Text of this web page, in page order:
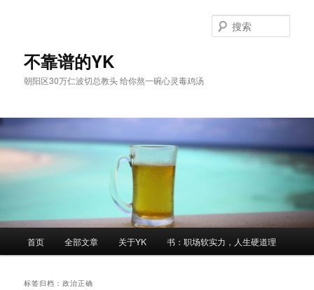
不靠谱的YK
朝阳区30万仁波切总教头 给你熬一碗心灵毒鸡汤
索
首页 全部文章 关于YK 书：职场软实力，人生硬道理
标签归档：政治正确